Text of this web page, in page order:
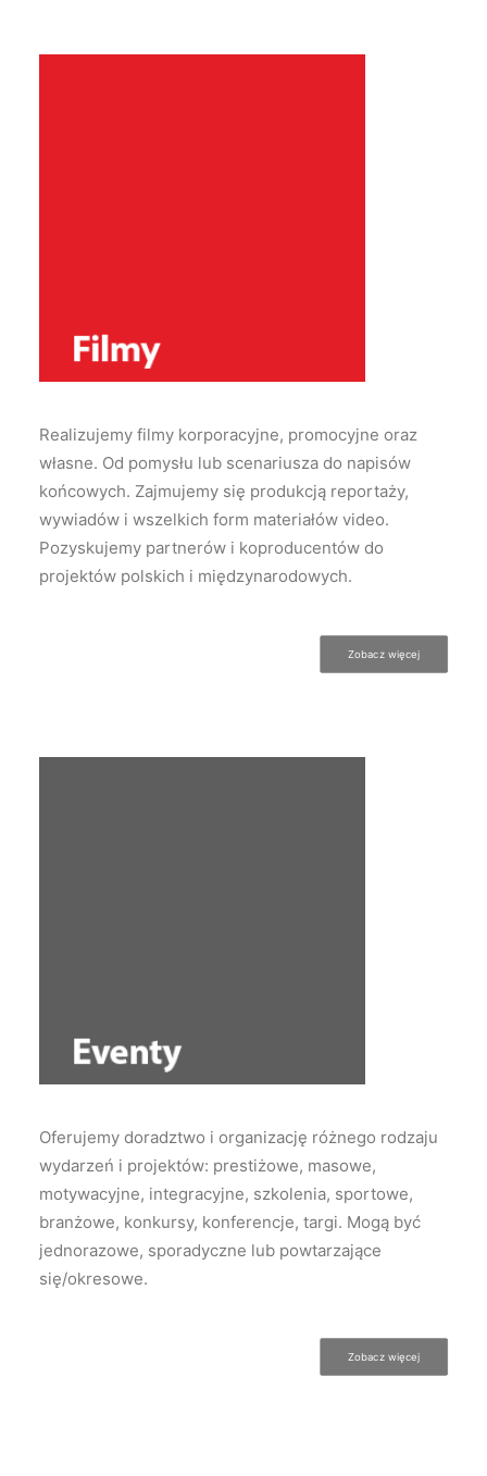
Realizujemy filmy korporacyjne, promocyjne oraz
własne. Od pomysłu lub scenariusza do napisów
końcowych. Zajmujemy się produkcją reportaży,
wywiadów i wszelkich form materiałów video.
Pozyskujemy partnerów i koproducentów do
projektów polskich i międzynarodowych.
Zobacz więcej
Oferujemy doradztwo i organizację różnego rodzaju
wydarzeń i projektów: prestiżowe, masowe,
motywacyjne, integracyjne, szkolenia, sportowe,
branżowe, konkursy, konferencje, targi. Mogą być
jednorazowe, sporadyczne lub powtarzające
się/okresowe.
Zobacz więcej